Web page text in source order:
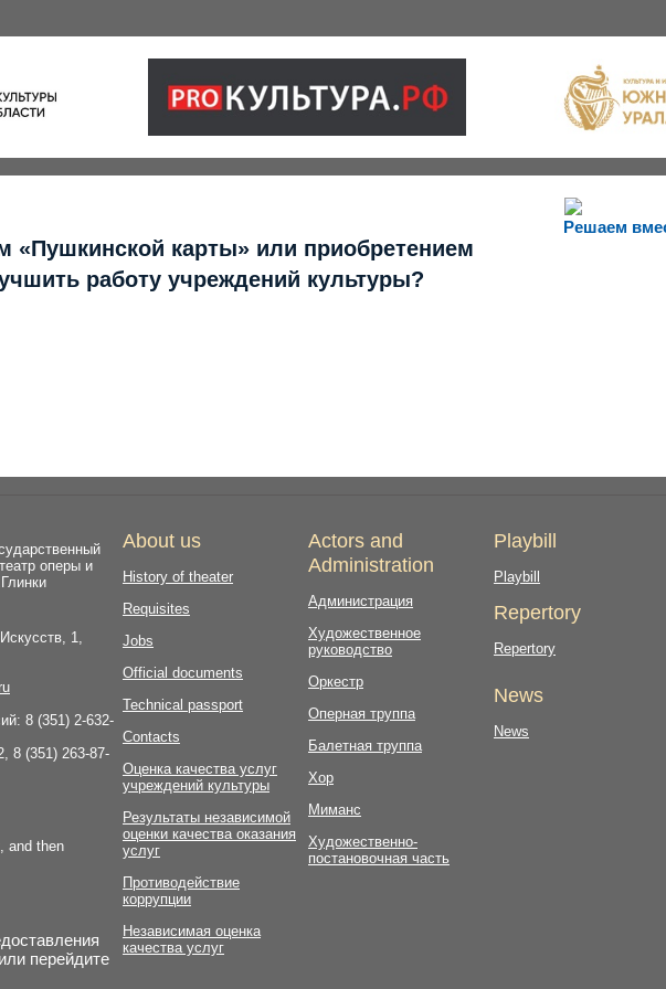
Решаем
«Пушкинской карты» или приобретением
работу учреждений культуры?
оперы и
1,
8 (351) 2-632-
8 (351) 263-87-
, and then
перейдите
About us
History of theater
Requisites
Jobs
Official documents
Technical passport
Contacts
Оценка качества услуг
учреждений культуры
Результаты независимой
оценки качества оказания
услуг
Противодействие
коррупции
Независимая оценка
качества услуг
Actors and
Administration
Администрация
Художественное
руководство
Оркестр
Оперная труппа
Балетная труппа
Хор
Миманс
Художественно-
постановочная часть
Playbill
Playbill
Repertory
Repertory
News
News